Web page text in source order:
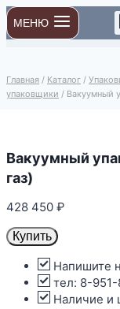
Перейти
к
содержимому
МЕНЮ
Главная / Каталог /
упаковщики / Вакуумный
Вакуумный
газ)
428 450₽
Купить
Напишите
тел: 8-
Наличие и